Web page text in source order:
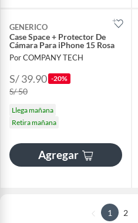
GENERICO
Case Space + Protector De
Cámara Para iPhone 15 Rosa
Por COMPANY TECH
S/ 39.90 -20%
S/ 50
Llega mañana
Retira mañana
Agregar
1 2